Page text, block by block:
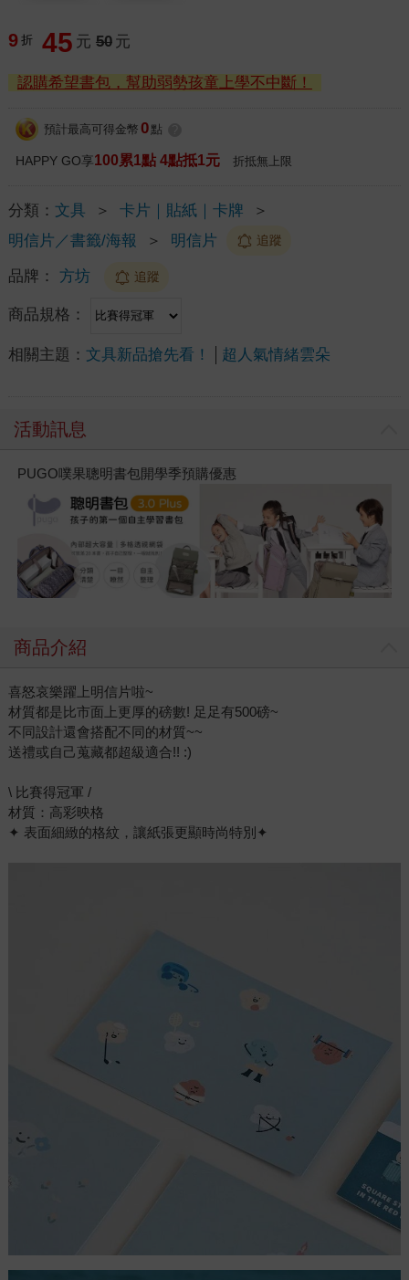
9 折 45 元 50 元
認購希望書包，幫助弱勢孩童上學不中斷！
預計最高可得金幣 0 點
HAPPY GO享100累1點 4點抵1元 折抵無上限
分類： 文具 ＞ 卡片｜貼紙｜卡牌
＞
明信片／書籤/海報
＞ 明信片 追蹤
品牌： 方坊 追蹤
商品規格：
相關主題： 文具新品搶先看！ 超人氣情緒雲朵
活動訊息
PUGO噗果聰明書包開學季預購優惠
商品介紹
喜怒哀樂躍上明信片啦~
材質都是比市面上更厚的磅數! 足足有500磅~
不同設計還會搭配不同的材質~~
送禮或自己蒐藏都超級適合!! :)
\ 比賽得冠軍 /
材質：高彩映格
✦ 表面細緻的格紋，讓紙張更顯時尚特別✦